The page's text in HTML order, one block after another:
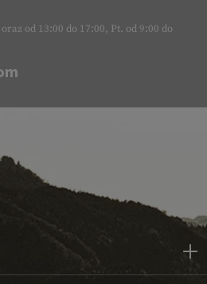
od 13:00 do 17:00, Pt. od 9:00 do